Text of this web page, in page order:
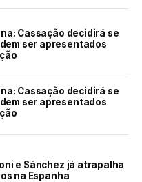
Cassação decidirá se
ser apresentados
Cassação decidirá se
ser apresentados
e Sánchez já atrapalha
na Espanha